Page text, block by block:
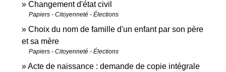
Changement d'état civil
Papiers - Citoyenneté - Élections
Choix du nom de famille d'un enfant par son père
et sa mère
Papiers - Citoyenneté - Élections
Acte de naissance : demande de copie intégrale